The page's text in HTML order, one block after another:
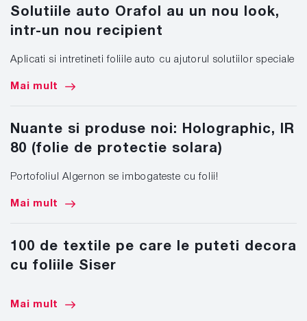
Solutiile auto Orafol au un nou look,
intr-un nou recipient
Aplicati si intretineti foliile auto cu ajutorul solutiilor speciale
Mai mult
Nuante si produse noi: Holographic, IR
80 (folie de protectie solara)
Portofoliul Algernon se imbogateste cu folii!
Mai mult
100 de textile pe care le puteti decora
cu foliile Siser
Mai mult